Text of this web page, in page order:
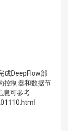
成DeepFlow部
控制器和数据节
息可参考